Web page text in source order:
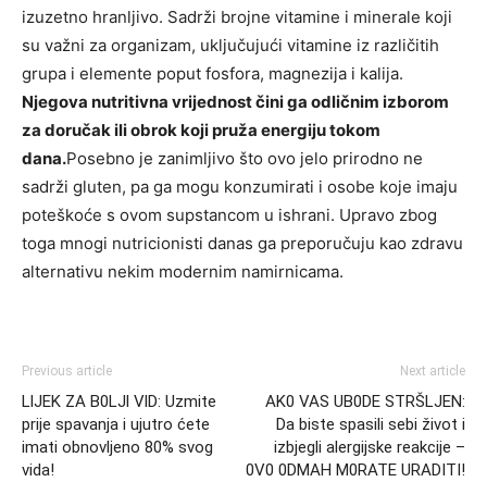
izuzetno hranljivo. Sadrži brojne vitamine i minerale koji
su važni za organizam, uključujući vitamine iz različitih
grupa i elemente poput fosfora, magnezija i kalija.
Njegova nutritivna vrijednost čini ga odličnim izborom
za doručak ili obrok koji pruža energiju tokom
dana.Posebno je zanimljivo što ovo jelo prirodno ne
sadrži gluten, pa ga mogu konzumirati i osobe koje imaju
poteškoće s ovom supstancom u ishrani. Upravo zbog
toga mnogi nutricionisti danas ga preporučuju kao zdravu
alternativu nekim modernim namirnicama.
Previous article
LlJEK ZA B0LJl VlD: Uzmite
prije spavanja i ujutro ćete
imati obnovljeno 80% svog
vida!
Next article
AK0 VAS UB0DE STRŠLJEN:
Da biste spasili sebi život i
izbjegli alergijske reakcije –
0V0 0DMAH M0RATE URADITI!